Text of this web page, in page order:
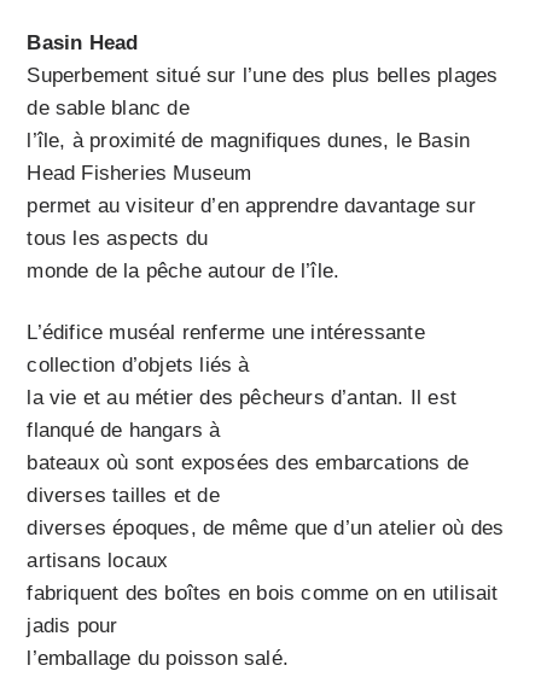
Basin Head
Superbement situé sur l’une des plus belles plages
de sable blanc de
l’île, à proximité de magnifiques dunes, le Basin
Head Fisheries Museum
permet au visiteur d’en apprendre davantage sur
tous les aspects du
monde de la pêche autour de l’île.
L’édifice muséal renferme une intéressante
collection d’objets liés à
la vie et au métier des pêcheurs d’antan. Il est
flanqué de hangars à
bateaux où sont exposées des embarcations de
diverses tailles et de
diverses époques, de même que d’un atelier où des
artisans locaux
fabriquent des boîtes en bois comme on en utilisait
jadis pour
l’emballage du poisson salé.